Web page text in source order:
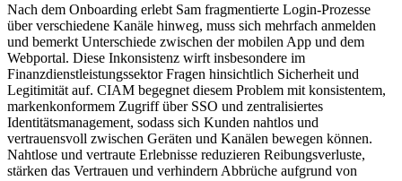
Nach dem Onboarding erlebt Sam fragmentierte Login-Prozesse
über verschiedene Kanäle hinweg, muss sich mehrfach anmelden
und bemerkt Unterschiede zwischen der mobilen App und dem
Webportal. Diese Inkonsistenz wirft insbesondere im
Finanzdienstleistungssektor Fragen hinsichtlich Sicherheit und
Legitimität auf. CIAM begegnet diesem Problem mit konsistentem,
markenkonformem Zugriff über SSO und zentralisiertes
Identitätsmanagement, sodass sich Kunden nahtlos und
vertrauensvoll zwischen Geräten und Kanälen bewegen können.
Nahtlose und vertraute Erlebnisse reduzieren Reibungsverluste,
stärken das Vertrauen und verhindern Abbrüche aufgrund von